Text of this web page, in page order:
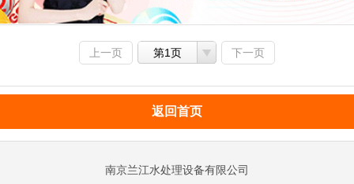
上一页 第1页 下一页
返回首页
南京兰江水处理设备有限公司